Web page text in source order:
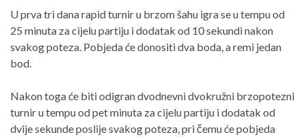
U prva tri dana rapid turnir u brzom šahu igra se u tempu od
25 minuta za cijelu partiju i dodatak od 10 sekundi nakon
svakog poteza. Pobjeda će donositi dva boda, a remi jedan
bod.
Nakon toga će biti odigran dvodnevni dvokružni brzopotezni
turnir u tempu od pet minuta za cijelu partiju i dodatak od
dvije sekunde poslije svakog poteza, pri čemu će pobjeda